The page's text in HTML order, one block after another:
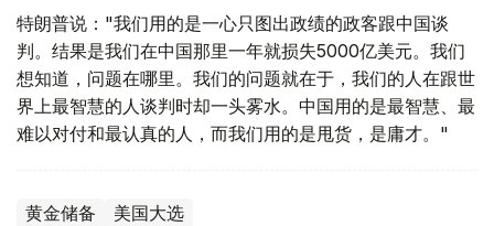
特朗普说："我们用的是一心只图出政绩的政客跟中国谈
判。结果是我们在中国那里一年就损失5000亿美元。我们
想知道，问题在哪里。我们的问题就在于，我们的人在跟世
界上最智慧的人谈判时却一头雾水。中国用的是最智慧、最
难以对付和最认真的人，而我们用的是甩货，是庸才。"
黄金储备 美国大选